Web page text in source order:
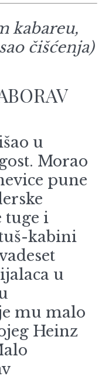
kabareu,
čišćenja)
u
Morao
pune
tuge i
kabini
u
mu malo
Heinz